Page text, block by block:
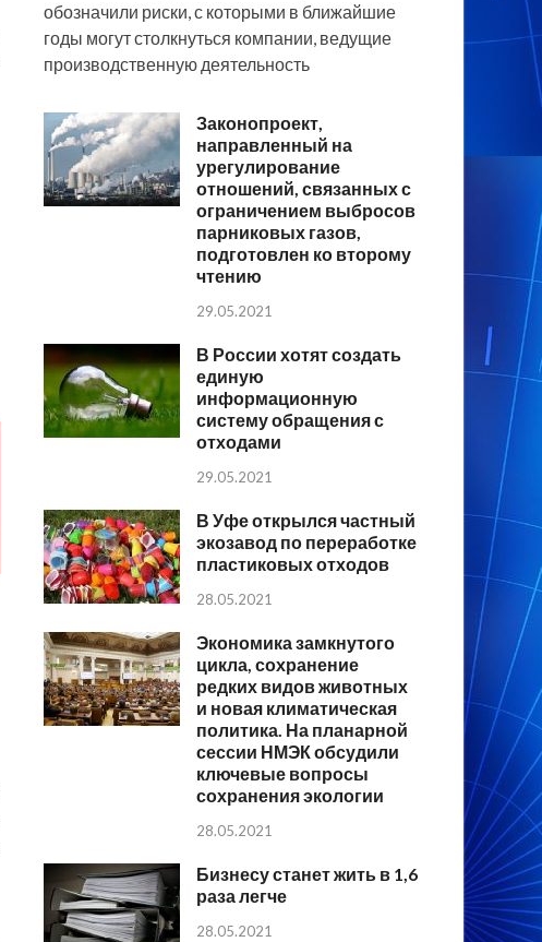
обозначили риски, с которыми в ближайшие
годы могут столкнуться компании, ведущие
производственную деятельность
Законопроект,
направленный на
урегулирование
отношений, связанных с
ограничением выбросов
парниковых газов,
подготовлен ко второму
чтению
29.05.2021
В России хотят создать
единую
информационную
систему обращения с
отходами
29.05.2021
В Уфе открылся частный
экозавод по переработке
пластиковых отходов
28.05.2021
Экономика замкнутого
цикла, сохранение
редких видов животных
и новая климатическая
политика. На планарной
сессии НМЭК обсудили
ключевые вопросы
сохранения экологии
28.05.2021
Бизнесу станет жить в 1,6
раза легче
28.05.2021